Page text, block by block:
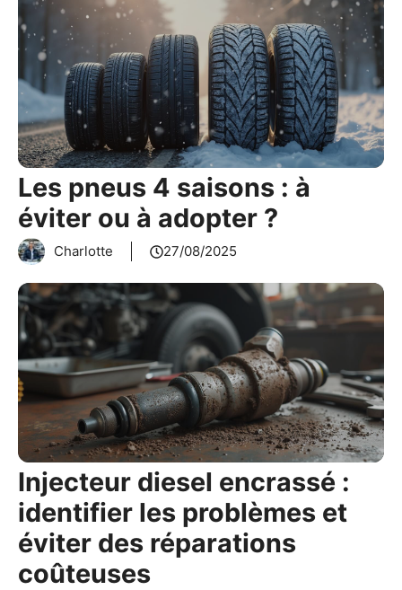
Les pneus 4 saisons : à
éviter ou à adopter ?
Charlotte 27/08/2025
Injecteur diesel encrassé :
identifier les problèmes et
éviter des réparations
coûteuses